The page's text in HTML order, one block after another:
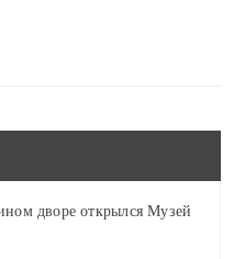
дворе открылся Музей